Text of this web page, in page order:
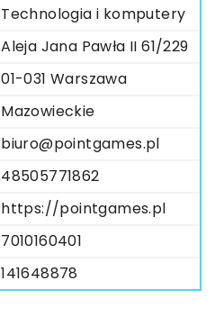
Technologia i komputery
Aleja Jana Pawła II 61/229
01-031 Warszawa
Mazowieckie
biuro@pointgames.pl
48505771862
https://pointgames.pl
7010160401
141648878